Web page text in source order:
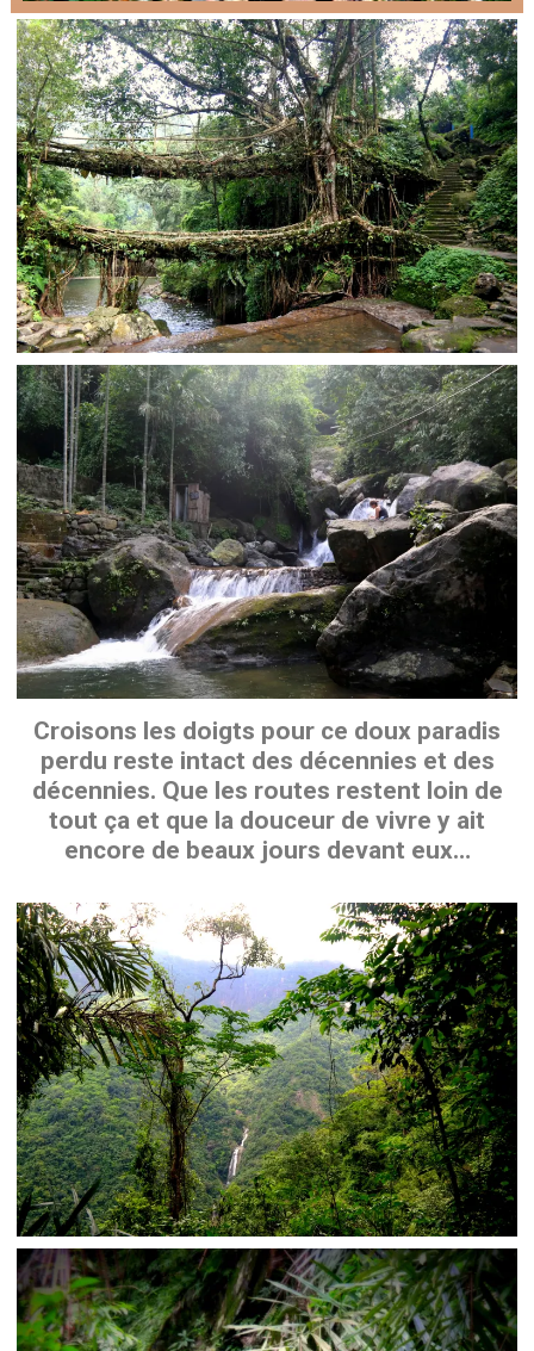
Croisons les doigts pour ce doux paradis
perdu reste intact des décennies et des
décennies. Que les routes restent loin de
tout ça et que la douceur de vivre y ait
encore de beaux jours devant eux…